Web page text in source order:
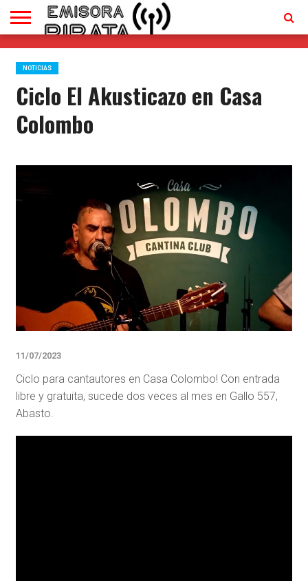
TV
EN
VIVO
CONTACTO
NOTICIAS
Ciclo El Akusticazo en Casa
Colombo
11/07/2023
Ciclo para cantautores en Casa Colombo! Con entrada
libre y gratuita, sucede dos veces al mes en Gallo 557,
Abasto.